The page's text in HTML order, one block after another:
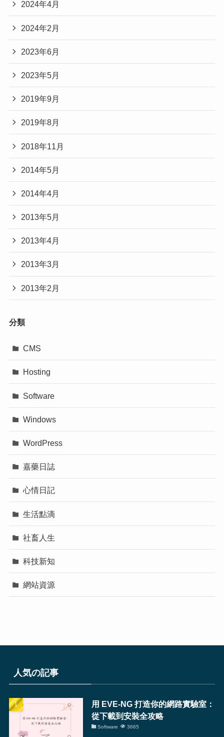
2024年4月
2024年2月
2023年6月
2023年5月
2019年9月
2019年8月
2018年11月
2014年5月
2014年4月
2013年5月
2013年4月
2013年3月
2013年2月
分類
CMS
Hosting
Software
Windows
WordPress
嘉藥日誌
心情日記
生活點滴
社畜人生
科技新知
網站資源
人気の記事
用 EVE-NG 打造你的網路實驗室：
從下載到安裝全攻略
Software 3665